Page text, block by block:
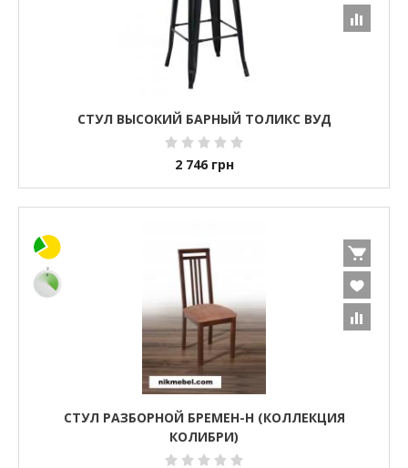
СТУЛ ВЫСОКИЙ БАРНЫЙ ТОЛИКС ВУД
2 746 грн
СТУЛ РАЗБОРНОЙ БРЕМЕН-Н (КОЛЛЕКЦИЯ
КОЛИБРИ)